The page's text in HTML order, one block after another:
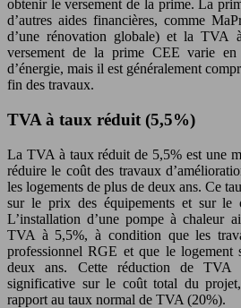
obtenir le versement de la prime. La
d’autres aides financières, comme
d’une rénovation globale) et la TVA
versement de la prime CEE varie en
d’énergie, mais il est généralement
fin des travaux.
TVA à taux réduit (5,5%)
La TVA à taux réduit de 5,5% est une
réduire le coût des travaux
les logements de plus de deux ans. Ce
sur le prix des équipements et sur le
L’installation d’une pompe à chaleur
TVA à 5,5%, à condition que les
professionnel RGE et que le logement
deux ans. Cette réduction de TVA
significative sur le coût total du
rapport au taux normal de TVA (20%).